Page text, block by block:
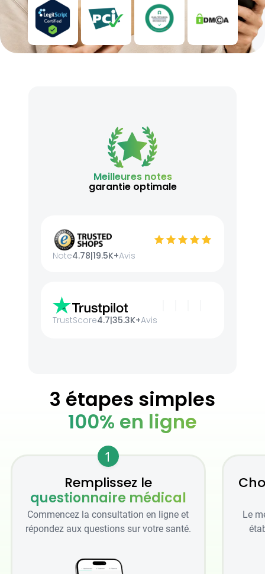
Meilleures notes
garantie optimale
Note4.78|19.5K+Avis
TrustScore4.7|35.3K+Avis
3 étapes simples
100% en ligne
1
Remplissez le
questionnaire médical
Commencez la consultation en ligne et
répondez aux questions sur votre santé.
Le